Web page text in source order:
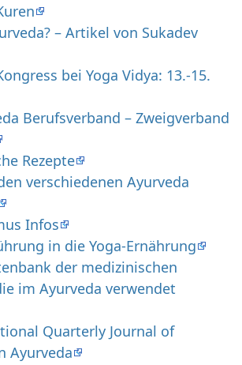
– Artikel von Sukadev
bei Yoga Vidya: 13.-15.
Berufsverband – Zweigverband
Rezepte
verschiedenen Ayurveda
Infos
in die Yoga-Ernährung
der medizinischen
im Ayurveda verwendet
Quarterly Journal of
Ayurveda